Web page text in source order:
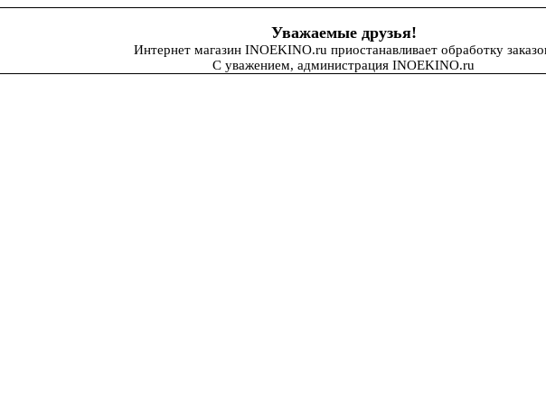
Уважаемые друзья!
Интернет магазин INOEKINO.ru приостанавливает обработку
С уважением, администрация INOEKINO.ru